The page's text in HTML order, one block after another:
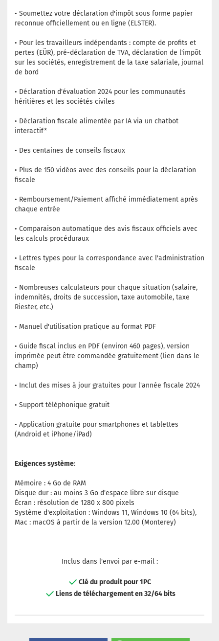
• Soumettez votre déclaration d'impôt sous forme papier
reconnue officiellement ou en ligne (ELSTER).
• Pour les travailleurs indépendants : compte de profits et
pertes (EÜR), pré-déclaration de TVA, déclaration de l'impôt
sur les sociétés, enregistrement de la taxe salariale, journal
de bord
• Déclaration d'évaluation 2024 pour les communautés
héritières et les sociétés civiles
• Déclaration fiscale alimentée par IA via un chatbot
interactif*
• Des centaines de conseils fiscaux
• Plus de 150 vidéos avec des conseils pour la déclaration
fiscale
• Remboursement/Paiement affiché immédiatement après
chaque entrée
• Comparaison automatique des avis fiscaux officiels avec
les calculs procéduraux
• Lettres types pour la correspondance avec l'administration
fiscale
• Nombreuses calculateurs pour chaque situation (salaire,
indemnités, droits de succession, taxe automobile, taxe
Riester, etc.)
• Manuel d'utilisation pratique au format PDF
• Guide fiscal inclus en PDF (environ 460 pages), version
imprimée peut être commandée gratuitement (lien dans le
champ)
• Inclut des mises à jour gratuites pour l'année fiscale 2024
• Support téléphonique gratuit
• Application gratuite pour smartphones et tablettes
(Android et iPhone/iPad)
Exigences système:
Mémoire : 4 Go de RAM
Disque dur : au moins 3 Go d'espace libre sur disque
Écran : résolution de 1280 x 800 pixels
Système d'exploitation : Windows 11, Windows 10 (64 bits),
Mac : macOS à partir de la version 12.00 (Monterey)
Inclus dans l'envoi par e-mail :
Clé du produit pour 1PC
Liens de téléchargement en 32/64 bits